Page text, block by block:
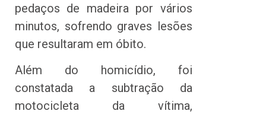
pedaços de madeira por vários
minutos, sofrendo graves lesões
que resultaram em óbito.
Além do homicídio, foi
constatada a subtração da
motocicleta da vítima,